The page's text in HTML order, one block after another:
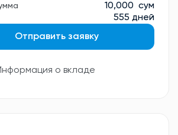
10,000 сум
555 дней
Отправить заявку
о вкладе